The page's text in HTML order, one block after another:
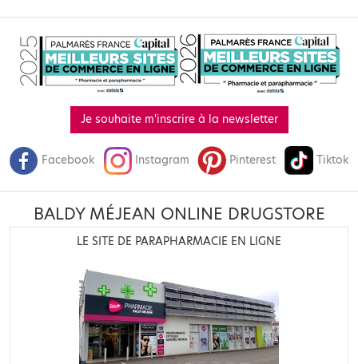
Je souhaite m'inscrire à la newsletter
Facebook Instagram Pinterest Tiktok
BALDY MÉJEAN ONLINE DRUGSTORE
LE SITE DE PARAPHARMACIE EN LIGNE